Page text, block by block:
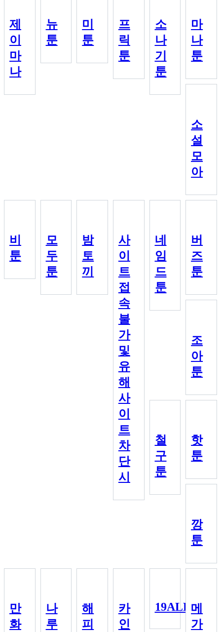
제
이
마
나
뉴
툰
미
툰
프
릭
툰
소
나
기
툰
마
나
툰
소
설
모
아
비
툰
모
두
툰
밤
토
끼
사
이
트
접
속
불
가
및
유
해
사
이
트
차
단
시
네
임
드
툰
버
즈
툰
조
아
툰
철
구
툰
핫
툰
깡
툰
만
화
나
루
해
피
카
인
19ALL 메
가